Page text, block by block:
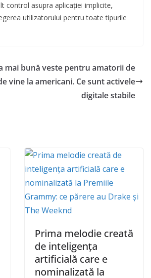
control asupra aplicației implicite,
utilizatorului pentru toate tipurile
mai bună veste pentru amatorii de
vine la americani. Ce sunt activele
digitale stabile
Prima melodie creată
de inteligența
artificială care e
nominalizată la